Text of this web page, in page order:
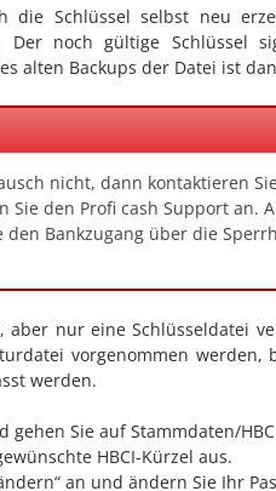
die Schlüssel selbst neu
Der noch gültige Schlüssel
alten Backups der Datei ist
nicht, dann kontaktieren
Sie den Profi cash Support an.
den Bankzugang über die
aber nur eine Schlüsseldatei
vorgenommen werden,
werden.
gehen Sie auf Stammdaten/
HBCI-Kürzel aus.
an und ändern Sie Ihr